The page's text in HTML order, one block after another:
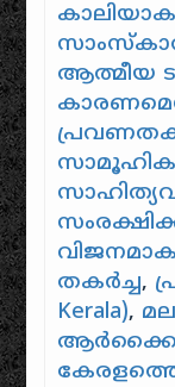
ആത്മീയ
സാമൂഹിക
തകർച്ച,
Kerala),